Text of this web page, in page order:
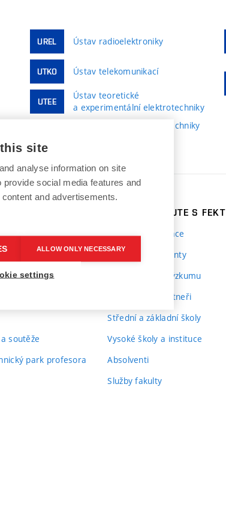
UREL Ústav radioelektroniky
UTKO Ústav telekomunikací
UTEE
Ústav teoretické
a experimentální elektrotechniky
Ústav výkonové elektrotechniky
VaV
soutěže
park profesora
SPOLUPRACUJTE S FEKT
Firemní spolupráce
Podchyťte si talenty
Partnerství ve výzkumu
Naši firemni partneři
Střední a základní školy
Vysoké školy a instituce
Absolventi
Služby fakulty
site
analyse information on site
provide social media features and
and advertisements.
ALLOW ONLY NECESSARY
settings